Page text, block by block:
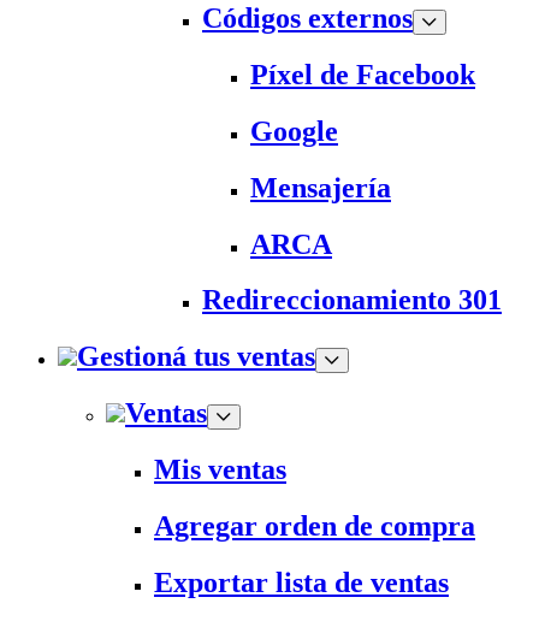
Códigos externos
Píxel de Facebook
Google
Mensajería
ARCA
Redireccionamiento 301
Gestioná tus ventas
Ventas
Mis ventas
Agregar orden de compra
Exportar lista de ventas